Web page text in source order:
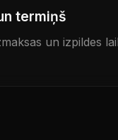
termiņš
un izpildes